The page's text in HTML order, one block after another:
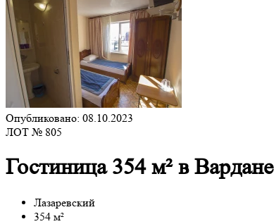
Опубликовано: 08.10.2023
ЛОТ № 805
Гостиница 354 м² в Вардане
Лазаревский
354 м²